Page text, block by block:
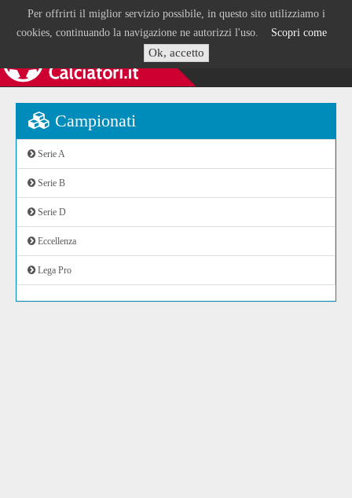
Per offrirti il miglior servizio possibile, in questo sito utilizziamo i
cookies, continuando la navigazione ne autorizzi l'uso. Scopri come
Ok, accetto
Campionati
Serie A
Serie B
Serie D
Eccellenza
Lega Pro